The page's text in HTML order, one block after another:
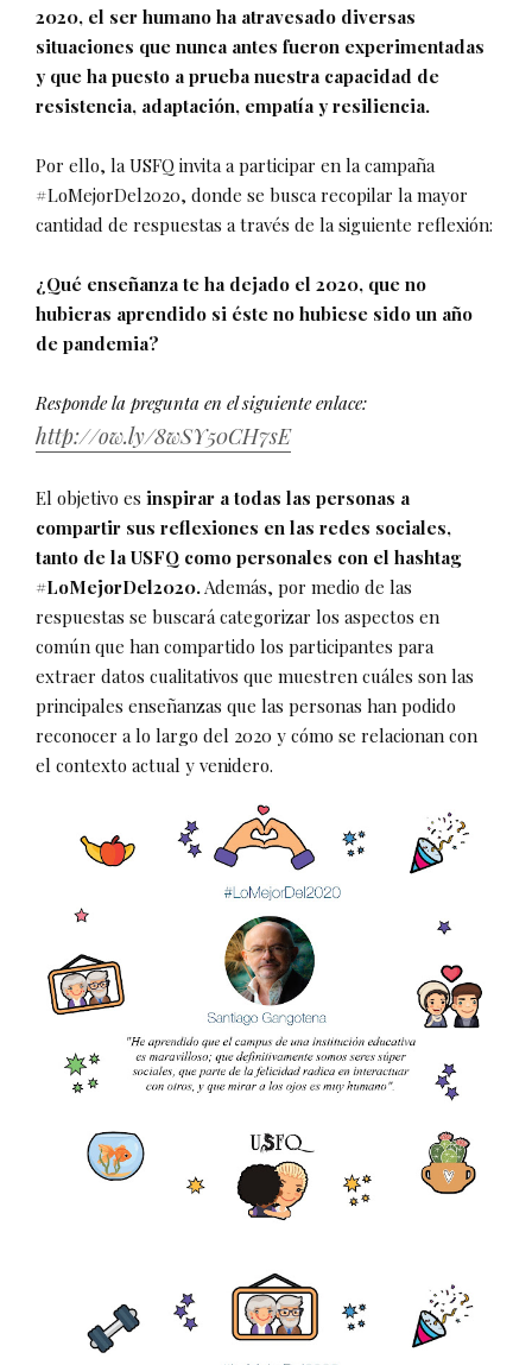
2020, el ser humano ha atravesado diversas
situaciones que nunca antes fueron experimentadas
y que ha puesto a prueba nuestra capacidad de
resistencia, adaptación, empatía y resiliencia.
Por ello, la USFQ invita a participar en la campaña
#LoMejorDel2020, donde se busca recopilar la mayor
cantidad de respuestas a través de la siguiente reflexión:
¿Qué enseñanza te ha dejado el 2020, que no
hubieras aprendido si éste no hubiese sido un año
de pandemia?
Responde la pregunta en el siguiente enlace:
http://ow.ly/8wSY50CH7sE
El objetivo es inspirar a todas las personas a
compartir sus reflexiones en las redes sociales,
tanto de la USFQ como personales con el hashtag
#LoMejorDel2020. Además, por medio de las
respuestas se buscará categorizar los aspectos en
común que han compartido los participantes para
extraer datos cualitativos que muestren cuáles son las
principales enseñanzas que las personas han podido
reconocer a lo largo del 2020 y cómo se relacionan con
el contexto actual y venidero.